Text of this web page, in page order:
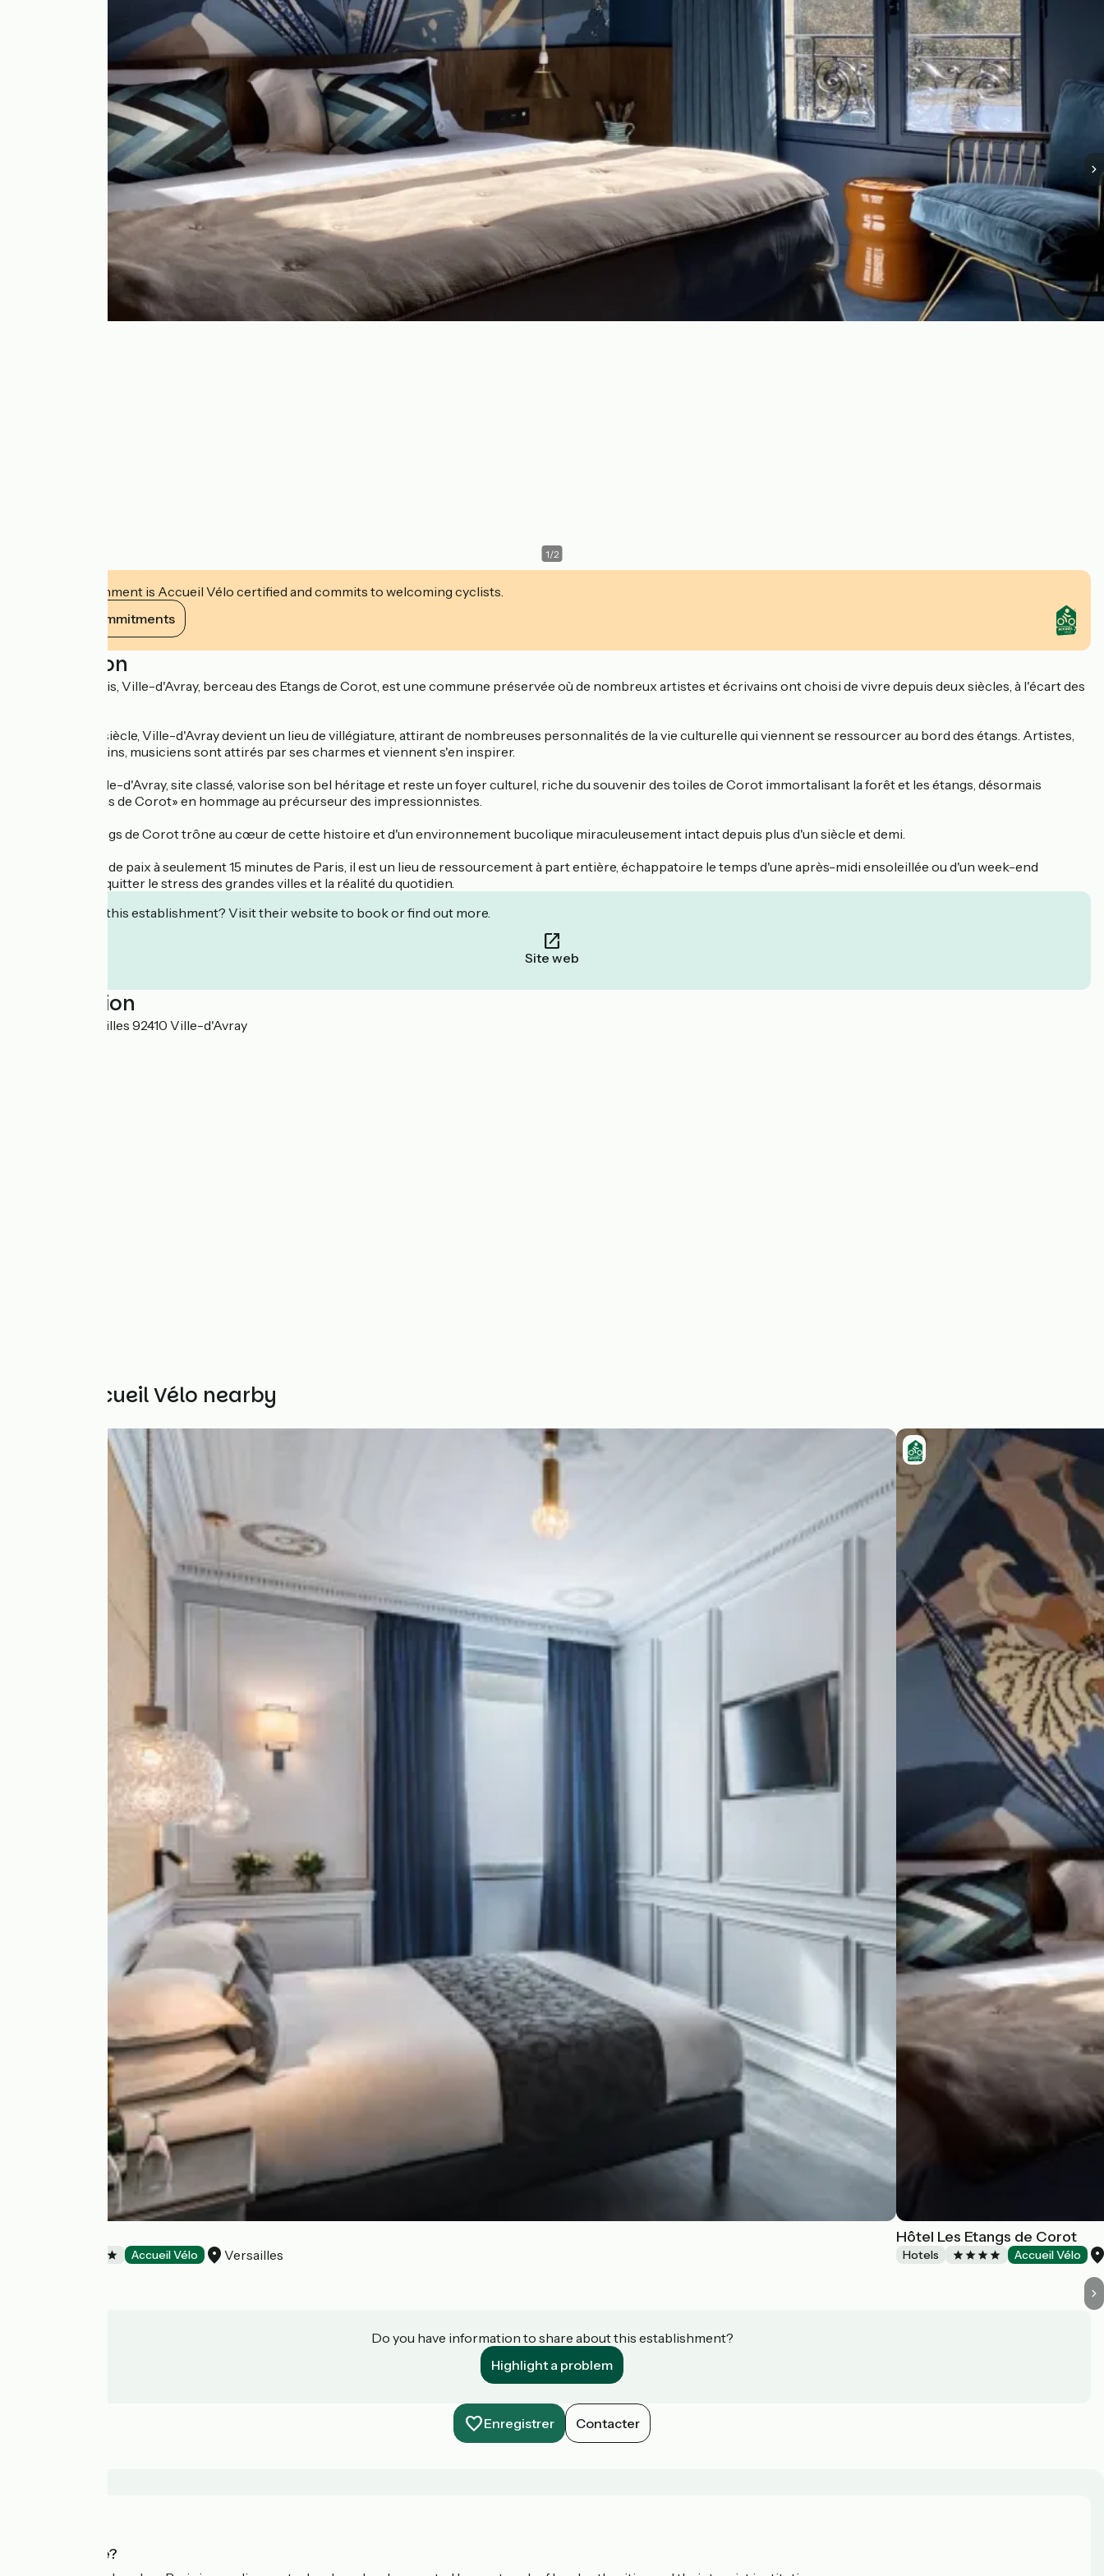
1/2
This establishment is Accueil Vélo certified and commits to welcoming cyclists.
View its commitments
Description
A l'ouest de Paris, Ville-d'Avray, berceau des Etangs de Corot, est une commune préservée où de nombreux artistes et écrivains ont choisi de vivre depuis deux siècles, à l'écart des
Dès le XIXème siècle, Ville-d'Avray devient un lieu de villégiature, attirant de nombreuses personnalités de la vie culturelle qui viennent se ressourcer au bord des étangs. Artistes,
peintres, écrivains, musiciens sont attirés par ses charmes et viennent s'en inspirer.
Aujourd'hui, Ville-d'Avray, site classé, valorise son bel héritage et reste un foyer culturel, riche du souvenir des toiles de Corot immortalisant la forêt et les étangs, désormais
baptisés «étangs de Corot» en hommage au précurseur des impressionnistes.
L'hôtel Les Etangs de Corot trône au cœur de cette histoire et d'un environnement bucolique miraculeusement intact depuis plus d'un siècle et demi.
Véritable havre de paix à seulement 15 minutes de Paris, il est un lieu de ressourcement à part entière, échappatoire le temps d'une après-midi ensoleillée ou d'un week-end
prolongé pour quitter le stress des grandes villes et la réalité du quotidien.
Interested in this establishment? Visit their website to book or find out more.
Site web
Localisation
55 rue de Versailles 92410 Ville-d'Avray
Other Accueil Vélo nearby
Accueil Vélo Versailles
Hôtel Les Etangs de Corot
Hotels Accueil Vélo
Do you have information to share about this establishment?
Highlight a problem
Enregistrer Contacter
Who are we?